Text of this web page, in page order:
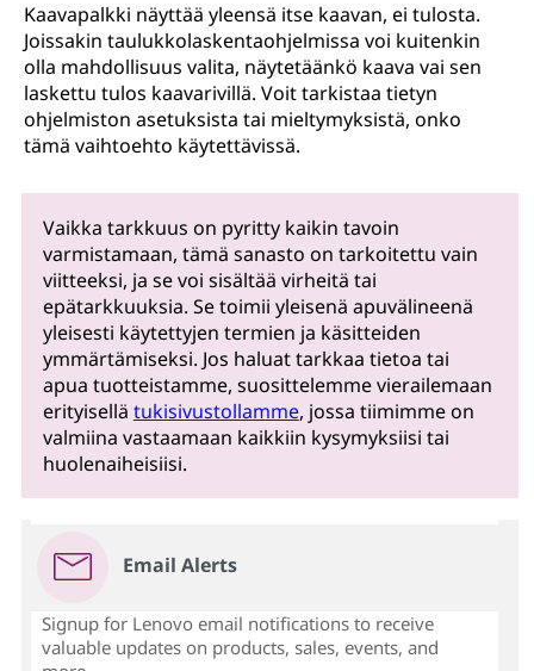
Kaavapalkki näyttää yleensä itse kaavan, ei tulosta.
Joissakin taulukkolaskentaohjelmissa voi kuitenkin
olla mahdollisuus valita, näytetäänkö kaava vai sen
laskettu tulos kaavarivillä. Voit tarkistaa tietyn
ohjelmiston asetuksista tai mieltymyksistä, onko
tämä vaihtoehto käytettävissä.
Vaikka tarkkuus on pyritty kaikin tavoin
varmistamaan, tämä sanasto on tarkoitettu vain
viitteeksi, ja se voi sisältää virheitä tai
epätarkkuuksia. Se toimii yleisenä apuvälineenä
yleisesti käytettyjen termien ja käsitteiden
ymmärtämiseksi. Jos haluat tarkkaa tietoa tai
apua tuotteistamme, suosittelemme vierailemaan
erityisellä tukisivustollamme, jossa tiimimme on
valmiina vastaamaan kaikkiin kysymyksiisi tai
huolenaiheisiisi.
Email Alerts
Signup for Lenovo email notifications to receive
valuable updates on products, sales, events, and